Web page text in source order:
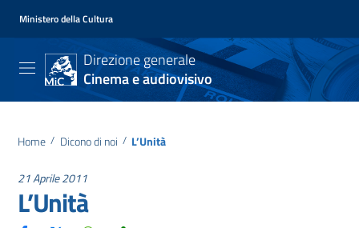
Ministero della Cultura
Direzione generale
Cinema e audiovisivo
Home / Dicono di noi / L’Unità
21 Aprile 2011
L’Unità